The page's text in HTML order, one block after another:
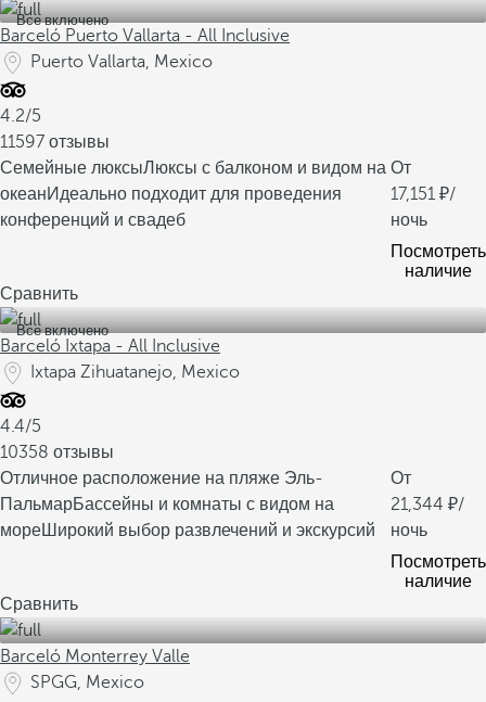
Все включено
Barceló Puerto Vallarta - All Inclusive
Puerto Vallarta, Mexico
4.2/5
11597 отзывы
Семейные люксыЛюксы с балконом и видом на
океанИдеально подходит для проведения
конференций и свадеб
От
17,151
/
ночь
Посмотреть
наличие
Сравнить
Все включено
Barceló Ixtapa - All Inclusive
Ixtapa Zihuatanejo, Mexico
4.4/5
10358 отзывы
Отличное расположение на пляже Эль-
ПальмарБассейны и комнаты с видом на
мореШирокий выбор развлечений и экскурсий
От
21,344
/
ночь
Посмотреть
наличие
Сравнить
Barceló Monterrey Valle
SPGG, Mexico